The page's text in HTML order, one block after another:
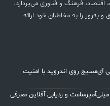
فرهنگ و فناوری می‌پردازد.
را به مخاطبان خود ارائه
روی اندروید با امنیت
هواوی با ظرفیت ۱۲ هزار میلی‌آمپرساعت و ردیابی آفلاین معرفی